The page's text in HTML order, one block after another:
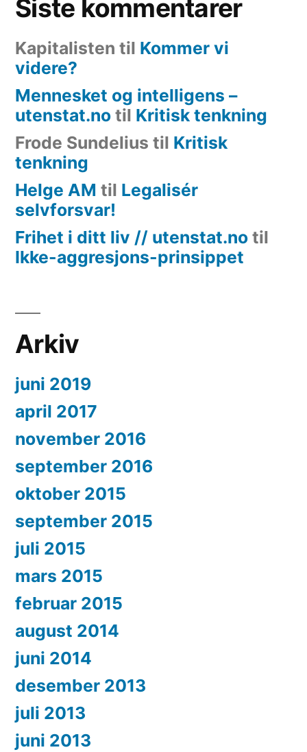
Siste kommentarer
Kapitalisten til Kommer vi
videre?
Mennesket og intelligens –
utenstat.no til Kritisk tenkning
Frode Sundelius til Kritisk
tenkning
Helge AM til Legalisér
selvforsvar!
Frihet i ditt liv // utenstat.no til
Ikke-aggresjons-prinsippet
Arkiv
juni 2019
april 2017
november 2016
september 2016
oktober 2015
september 2015
juli 2015
mars 2015
februar 2015
august 2014
juni 2014
desember 2013
juli 2013
juni 2013